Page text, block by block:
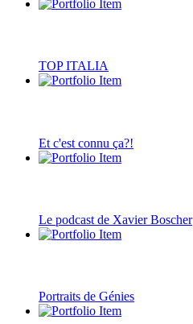
TOP ITALIA
Et c'est connu ça?!
Le podcast de Xavier Boscher
Portraits de Génies